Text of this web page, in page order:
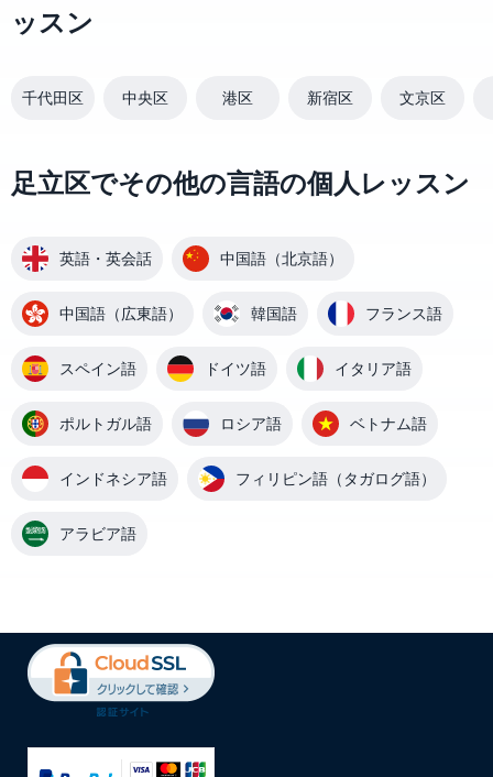
ッスン
千代田区 中央区 港区 新宿区 文京区
足立区でその他の言語の個人レッスン
英語・英会話 中国語（北京語）
中国語（広東語） 韓国語 フランス語
スペイン語 ドイツ語 イタリア語
ポルトガル語 ロシア語 ベトナム語
インドネシア語 フィリピン語（タガログ語）
アラビア語